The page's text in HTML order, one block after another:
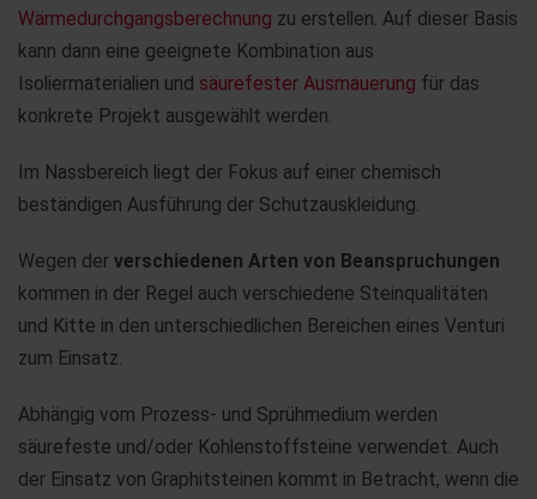
Wärmedurchgangsberechnung zu erstellen. Auf dieser Basis
kann dann eine geeignete Kombination aus
Isoliermaterialien und säurefester Ausmauerung für das
konkrete Projekt ausgewählt werden.
Im Nassbereich liegt der Fokus auf einer chemisch
beständigen Ausführung der Schutzauskleidung.
Wegen der verschiedenen Arten von Beanspruchungen
kommen in der Regel auch verschiedene Steinqualitäten
und Kitte in den unterschiedlichen Bereichen eines Venturi
zum Einsatz.
Abhängig vom Prozess- und Sprühmedium werden
säurefeste und/oder Kohlenstoffsteine verwendet. Auch
der Einsatz von Graphitsteinen kommt in Betracht, wenn die